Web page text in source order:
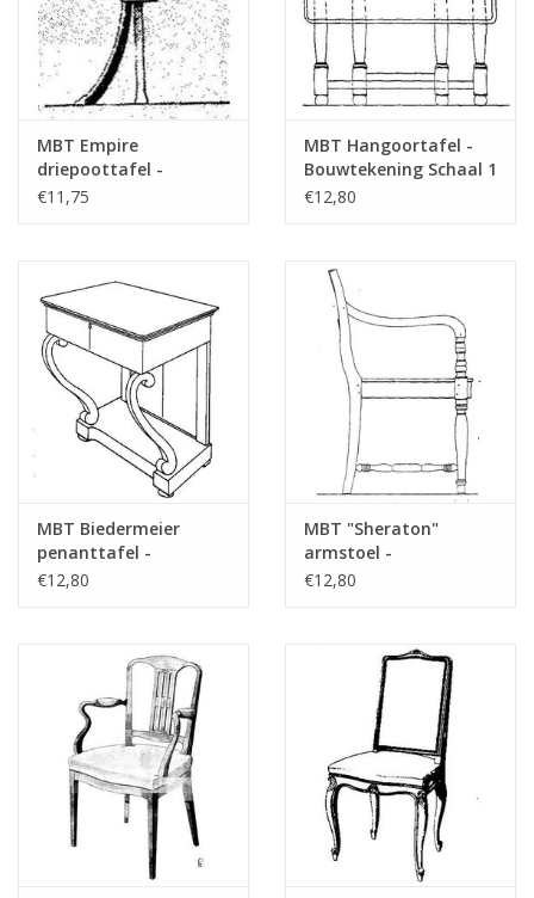
MBT Empire
driepoottafel -
Bouwtekening Schaal 1
€11,75
MBT Hangoortafel -
Bouwtekening Schaal 1
: N/A (45.42.011)
€12,80
MBT Biedermeier
penanttafel -
Bouwtekening Schaal 1
€12,80
MBT "Sheraton"
armstoel -
Bouwtekening Schaal 1
€12,80